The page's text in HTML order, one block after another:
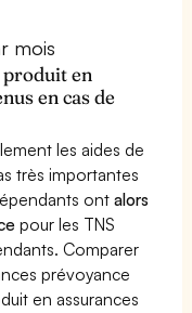
mois
produit en
en cas de
les aides de
très importantes
ontalors
pour les TNS
Comparer
prévoyance
en assurances